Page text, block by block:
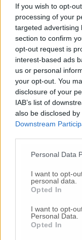
If you wish to opt-
processing of your
targeted advertising
section to confirm
opt-out request is
interest-based ads
us or personal
your opt-out. You
disclosure of your
IAB’s list of
also be disclosed
Downstream
Personal Data
I want to opt-
personal data.
Opted In
I want to opt-
Personal Data.
Opted In
Lorenzo
Morani e
hanno
lavoratori ex
stabilimento.
che a vari
mantenimento
salariali –
territorio resta
«Se la
regionali non
abbassato la
concluso la